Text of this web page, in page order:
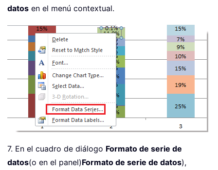
datos en el menú contextual.
7. En el cuadro de diálogo Formato de serie de
datos(o en el panel)Formato de serie de datos),